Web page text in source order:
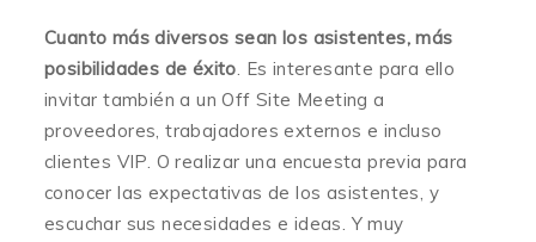
Cuanto más diversos sean los asistentes, más
posibilidades de éxito. Es interesante para ello
invitar también a un Off Site Meeting a
proveedores, trabajadores externos e incluso
clientes VIP. O realizar una encuesta previa para
conocer las expectativas de los asistentes, y
escuchar sus necesidades e ideas. Y muy